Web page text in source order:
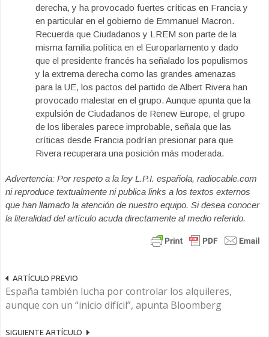
derecha, y ha provocado fuertes críticas en Francia y
en particular en el gobierno de Emmanuel Macron.
Recuerda que Ciudadanos y LREM son parte de la
misma familia política en el Europarlamento y dado
que el presidente francés ha señalado los populismos
y la extrema derecha como las grandes amenazas
para la UE, los pactos del partido de Albert Rivera han
provocado malestar en el grupo. Aunque apunta que la
expulsión de Ciudadanos de Renew Europe, el grupo
de los liberales parece improbable, señala que las
críticas desde Francia podrían presionar para que
Rivera recuperara una posición más moderada.
Advertencia: Por respeto a la ley L.P.I. española, radiocable.com
ni reproduce textualmente ni publica links a los textos externos
que han llamado la atención de nuestro equipo. Si desea conocer
la literalidad del artículo acuda directamente al medio referido.
ARTÍCULO PREVIO
España también lucha por controlar los alquileres,
aunque con un “inicio difícil”, apunta Bloomberg
SIGUIENTE ARTÍCULO